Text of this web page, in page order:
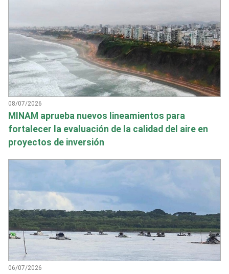
08/07/2026
MINAM aprueba nuevos lineamientos para
fortalecer la evaluación de la calidad del aire en
proyectos de inversión
06/07/2026